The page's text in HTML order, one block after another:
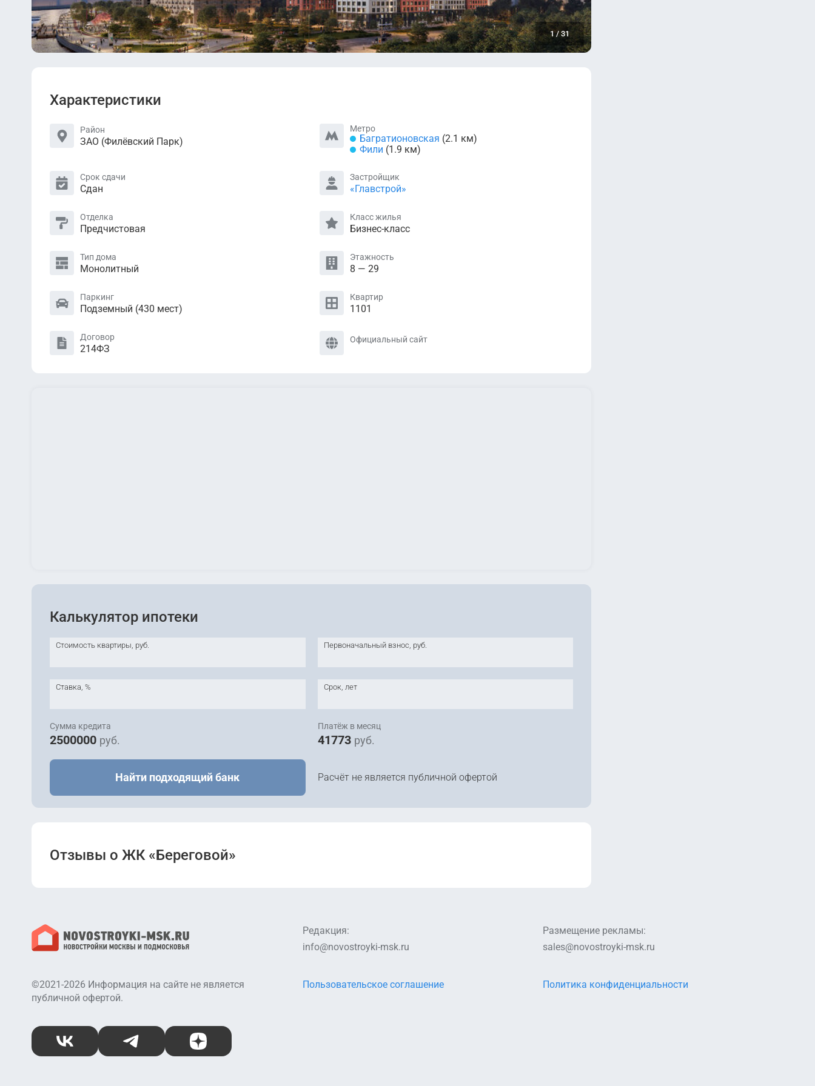
1/31
Характеристики
Район
ЗАО (Филёвский Парк)
Метро
Багратионовская (2.1 км)
Фили (1.9 км)
Срок сдачи
Сдан
Застройщик
«Главстрой»
Отделка
Предчистовая
Класс жилья
Бизнес-класс
Тип дома
Монолитный
Этажность
8 — 29
Паркинг
Подземный (430 мест)
Квартир
1101
Договор
214ФЗ
Официальный сайт
Калькулятор ипотеки
Стоимость квартиры, руб. Первоначальный взнос, руб.
Ставка, % Срок, лет
Сумма кредита
2500000 руб.
Платёж в месяц
41773 руб.
Найти подходящий банк Расчёт не является публичной офертой
Отзывы о ЖК «Береговой»
Редакция:
info@novostroyki-msk.ru
Размещение рекламы:
sales@novostroyki-msk.ru
©2021-2026 Информация на сайте не является
публичной офертой.
Пользовательское соглашение Политика конфиденциальности
ВКонтакте Telegram Дзен